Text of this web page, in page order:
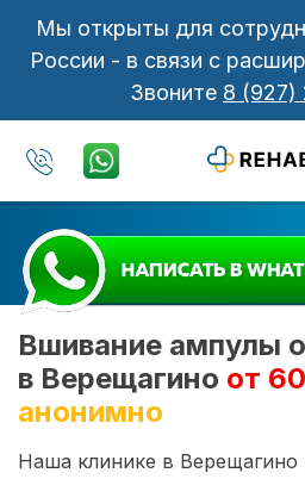
Мы открыты для
России - в связи с
Звоните 8 (927)
Вшивание ампулы
в Верещагино от
анонимно
Наша клинике в Верещагино